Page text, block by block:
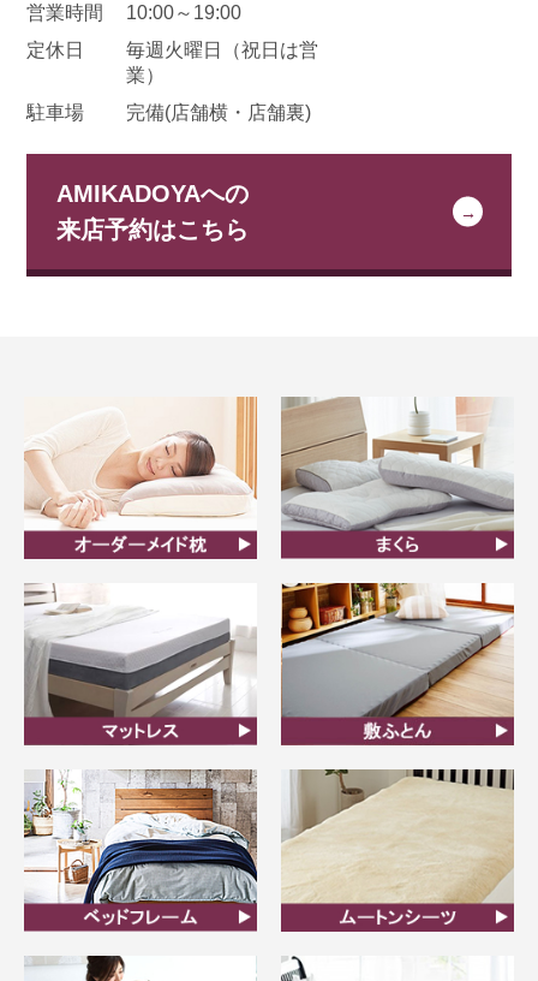
営業時間
10:00～19:00
定休日
毎週火曜日
（祝日は営
業）
駐車場
完備(店舗横・店舗裏)
AMIKADOYAへの
来店予約はこちら